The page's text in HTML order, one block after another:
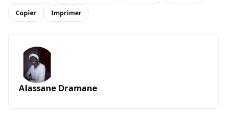
Copier Imprimer
Alassane Dramane